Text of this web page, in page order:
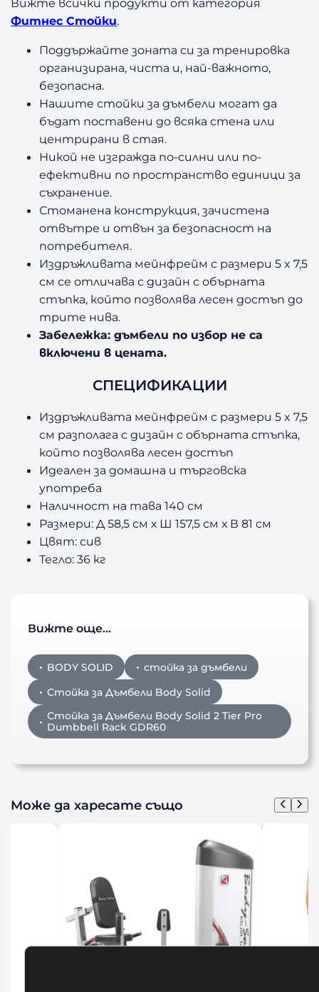
d
y
Вижте всички продукти от категория
Фитнес Стойки.
Поддържайте зоната си за тренировка
организирана, чиста и, най-важното,
безопасна.
Нашите стойки за дъмбели могат да
бъдат поставени до всяка стена или
центрирани в стая.
Никой не изгражда по-силни или по-
ефективни по пространство единици за
съхранение.
Стоманена конструкция, зачистена
отвътре и отвън за безопасност на
потребителя.
Издръжливата мейнфрейм с размери 5 x 7,5
см се отличава с дизайн с обърната
стъпка, който позволява лесен достъп до
трите нива.
Забележка: дъмбели по избор не са
включени в цената.
СПЕЦИФИКАЦИИ
Издръжливата мейнфрейм с размери 5 x 7,5
см разполага с дизайн с обърната стъпка,
който позволява лесен достъп
Идеален за домашна и търговска
употреба
Наличност на тава 140 см
Размери: Д 58,5 см х Ш 157,5 см х В 81 см
Цвят: сив
Тегло: 36 кг
Вижте още…
BODY SOLID
стойка за дъмбели
Стойка за Дъмбели Body Solid
Стойка за Дъмбели Body Solid 2 Tier Pro
Dumbbell Rack GDR60
Може да харесате също